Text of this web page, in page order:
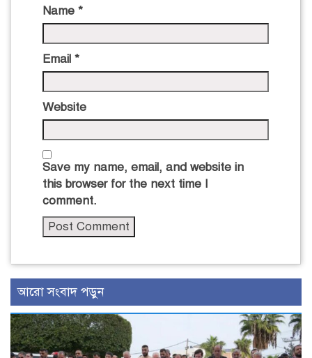
Name *
Email *
Website
Save my name, email, and website in
this browser for the next time I
comment.
আরো সংবাদ পড়ুন